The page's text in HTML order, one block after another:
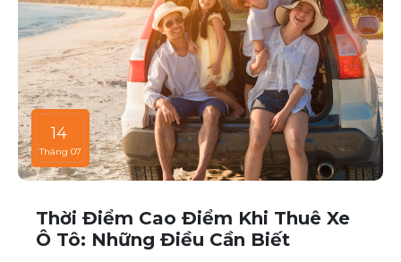
14
Tháng 07
Thời Điểm Cao Điểm Khi Thuê Xe
Ô Tô: Những Điều Cần Biết